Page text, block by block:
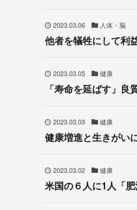
2023.03.06 人体・脳
他者を犠牲にして利
2023.03.05 健康
「寿命を延ばす」良
2023.03.03 健康
健康増進と生きがい
2023.03.02 健康
米国の６人に1人「肥